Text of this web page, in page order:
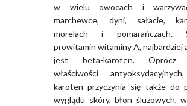
w wielu owocach i
marchewce, dyni, sałacie,
morelach i pomarańczach.
prowitamin witaminy A, najbardziej
jest beta-karoten. Oprócz
właściwości
karoten przyczynia się także do
wyglądu skóry, błon śluzowych,